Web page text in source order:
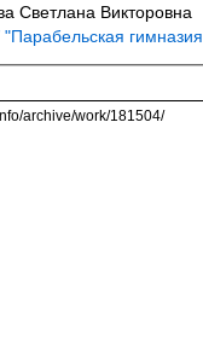
Светлана Викторовна
archive/work/181504/